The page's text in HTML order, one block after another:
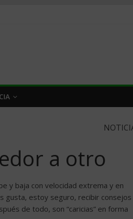
a otro
y baja con velocidad extrema y en
gusta, estoy seguro, recibir consejos
de todo, son “caricias” en forma